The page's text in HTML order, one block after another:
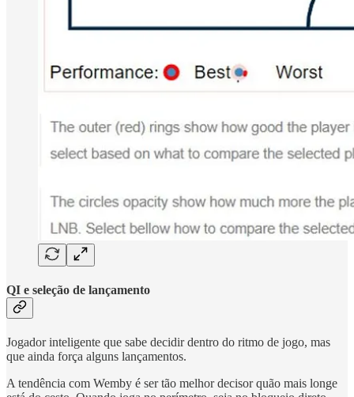
QI e seleção de lançamento
Jogador inteligente que sabe decidir dentro do ritmo de jogo, mas
que ainda força alguns lançamentos.
A tendência com Wemby é ser tão melhor decisor quão mais longe